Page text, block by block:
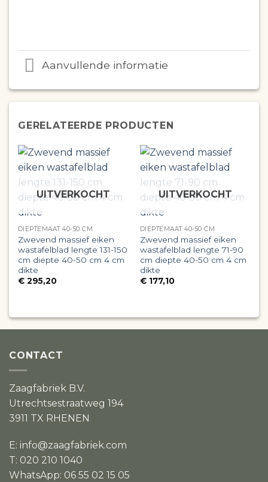
Aanvullende informatie
GERELATEERDE PRODUCTEN
UITVERKOCHT
DIEPTEMAAT 40-50 CM
Zwevend massief eiken
wastafelblad lengte 131-150
cm diepte 40-50 cm 4 cm
dikte
€295,20
UITVERKOCHT
DIEPTEMAAT 40-50 CM
Zwevend massief eiken
wastafelblad lengte 71-90
cm diepte 40-50 cm 4 cm
dikte
€177,10
CONTACT
Zaagfabriek B.V.
Utrechtsestraatweg 194
3911 TX RHENEN
E: info@zaagfabriek.com
T: 020 210 1040
WhatsApp: 06 55 02 15 05